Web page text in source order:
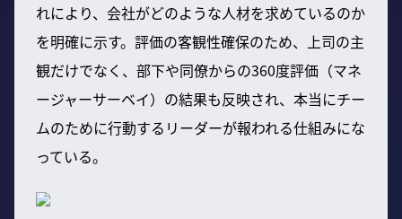
れにより、会社がどのような人材を求めているのか
を明確に示す。評価の客観性確保のため、上司の主
観だけでなく、部下や同僚からの360度評価（マネ
ージャーサーベイ）の結果も反映され、本当にチー
ムのために行動するリーダーが報われる仕組みにな
っている。